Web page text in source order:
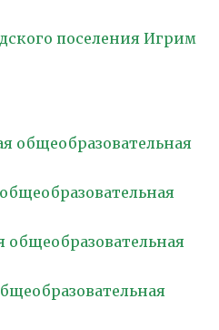
поселения Игрим
общеобразовательная
общеобразовательная